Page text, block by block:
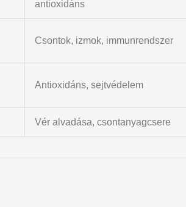
antioxidáns
Csontok, izmok, immunrendszer
Antioxidáns, sejtvédelem
Vér alvadása, csontanyagcsere